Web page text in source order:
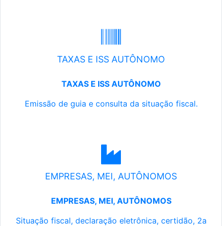
TAXAS E ISS AUTÔNOMO
TAXAS E ISS AUTÔNOMO
Emissão de guia e consulta da situação fiscal.
EMPRESAS, MEI, AUTÔNOMOS
EMPRESAS, MEI, AUTÔNOMOS
Situação fiscal, declaração eletrônica, certidão, 2a